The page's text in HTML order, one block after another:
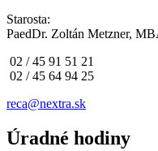
Starosta:
PaedDr. Zoltán Metzner,
02 / 45 91 51 21
02 / 45 64 94 25
reca@nextra.sk
Úradné hodiny